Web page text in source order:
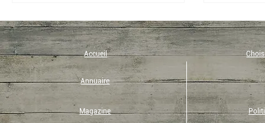
Accueil
Annuaire
Magazine